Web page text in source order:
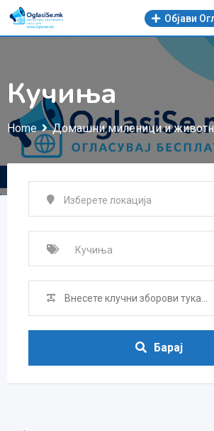
Skip
Објави
Кучиња
Home Домашни миленици и
Барај